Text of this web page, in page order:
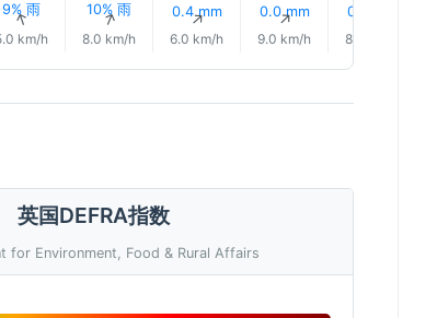
9% 雨
↑
km/h
10% 雨
↑
8.0 km/h
0.4 mm
↑
6.0 km/h
0.0 mm
↑
9.0 km/h
0.6 mm
8.0 km/h
英国DEFRA指数
for Environment, Food & Rural Affairs